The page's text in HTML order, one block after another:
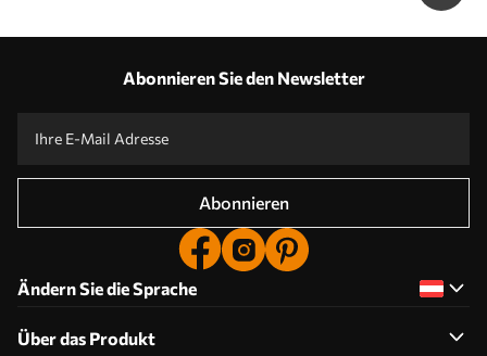
Abonnieren Sie den Newsletter
Abonnieren
Ändern Sie die Sprache
Über das Produkt